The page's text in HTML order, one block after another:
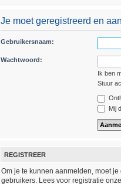
Je moet geregistreerd en
Gebruikersnaam:
Wachtwoord:
Ik ben
Stuur
Mij
REGISTREER
Om je te kunnen aanmelden, moet
gebruikers. Lees voor registratie